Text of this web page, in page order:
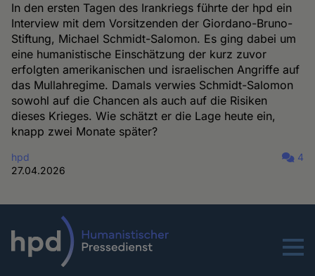
In den ersten Tagen des Irankriegs führte der hpd ein
Interview mit dem Vorsitzenden der Giordano-Bruno-
Stiftung, Michael Schmidt-Salomon. Es ging dabei um
eine humanistische Einschätzung der kurz zuvor
erfolgten amerikanischen und israelischen Angriffe auf
das Mullahregime. Damals verwies Schmidt-Salomon
sowohl auf die Chancen als auch auf die Risiken
dieses Krieges. Wie schätzt er die Lage heute ein,
knapp zwei Monate später?
hpd
27.04.2026
4
Menu